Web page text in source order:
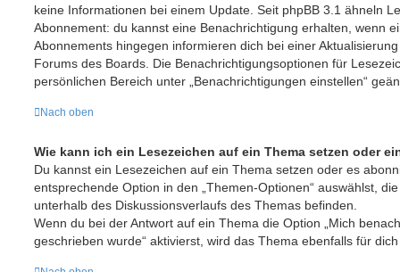
keine Informationen bei einem Update. Seit phpBB 3.1 ähneln
Abonnement: du kannst eine Benachrichtigung erhalten, wenn
Abonnements hingegen informieren dich bei einer
Forums des Boards. Die Benachrichtigungsoptionen für
persönlichen Bereich unter „Benachrichtigungen einstellen“
Nach oben
Wie kann ich ein Lesezeichen auf ein Thema setzen oder
Du kannst ein Lesezeichen auf ein Thema setzen oder es
entsprechende Option in den „Themen-Optionen“ auswählst,
unterhalb des Diskussionsverlaufs des Themas befinden.
Wenn du bei der Antwort auf ein Thema die Option „Mich
geschrieben wurde“ aktivierst, wird das Thema ebenfalls für